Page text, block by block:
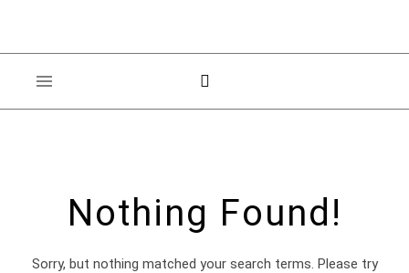
Nothing Found!
Sorry, but nothing matched your search terms. Please try